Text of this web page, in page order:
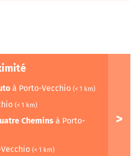
à Porto-Vecchio (< 1 km)
(< 1 km)
Chemins à Porto-
(< 1 km)